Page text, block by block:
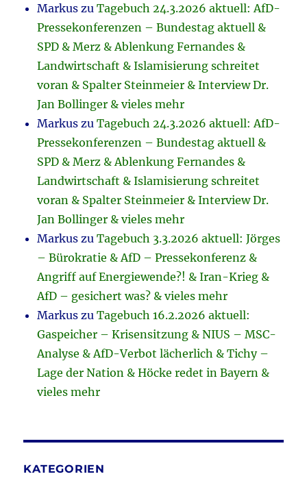
Markus zuTagebuch 24.3.2026 aktuell: AfD-
Pressekonferenzen – Bundestag aktuell &
SPD & Merz & Ablenkung Fernandes &
Landwirtschaft & Islamisierung schreitet
voran & Spalter Steinmeier & Interview Dr.
Jan Bollinger & vieles mehr
Markus zuTagebuch 24.3.2026 aktuell: AfD-
Pressekonferenzen – Bundestag aktuell &
SPD & Merz & Ablenkung Fernandes &
Landwirtschaft & Islamisierung schreitet
voran & Spalter Steinmeier & Interview Dr.
Jan Bollinger & vieles mehr
Markus zuTagebuch 3.3.2026 aktuell: Jörges
– Bürokratie & AfD – Pressekonferenz &
Angriff auf Energiewende?! & Iran-Krieg &
AfD – gesichert was? & vieles mehr
Markus zuTagebuch 16.2.2026 aktuell:
Gaspeicher – Krisensitzung & NIUS – MSC-
Analyse & AfD-Verbot lächerlich & Tichy –
Lage der Nation & Höcke redet in Bayern &
vieles mehr
KATEGORIEN